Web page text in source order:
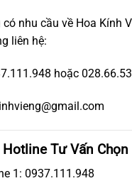
có nhu cầu về Hoa Kính
liên hệ:
hoặc
Hotline Tư Vấn
1: 0937.111.948